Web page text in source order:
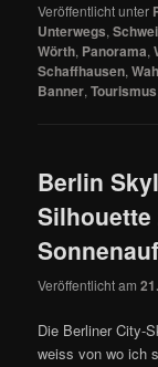
Veröffentlicht unter
Unterwegs,
Wörth, Panorama,
Schaffhausen,
Banner,Tourismus
Berlin
Silhouette
Veröffentlicht am
Die Berliner City-
weiss von wo ich